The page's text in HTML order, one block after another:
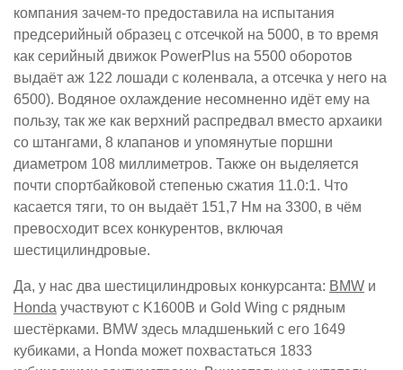
компания зачем-то предоставила на испытания
предсерийный образец с отсечкой на 5000, в то время
как серийный движок PowerPlus на 5500 оборотов
выдаёт аж 122 лошади с коленвала, а отсечка у него на
6500). Водяное охлаждение несомненно идёт ему на
пользу, так же как верхний распредвал вместо архаики
со штангами, 8 клапанов и упомянутые поршни
диаметром 108 миллиметров. Также он выделяется
почти спортбайковой степенью сжатия 11.0:1. Что
касается тяги, то он выдаёт 151,7 Нм на 3300, в чём
превосходит всех конкурентов, включая
шестицилиндровые.
Да, у нас два шестицилиндровых конкурсанта: BMW и
Honda участвуют с K1600B и Gold Wing с рядным
шестёрками. BMW здесь младшенький с его 1649
кубиками, а Honda может похвастаться 1833